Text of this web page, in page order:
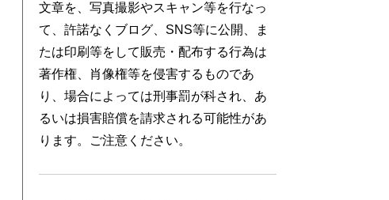
文章を、写真撮影やスキャン等を行なっ
て、許諾なくブログ、SNS等に公開、ま
たは印刷等をして販売・配布する行為は
著作権、肖像権等を侵害するものであ
り、場合によっては刑事罰が科され、あ
るいは損害賠償を請求される可能性があ
ります。ご注意ください。